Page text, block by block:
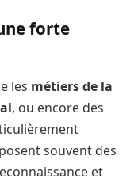
forte
les métiers de la
, ou encore des
souvent des
et